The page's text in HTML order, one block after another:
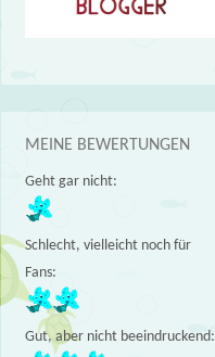
MEINE BEWERTUNGEN
Geht gar nicht:
Schlecht, vielleicht noch für
Fans:
Gut, aber nicht beeindruckend: